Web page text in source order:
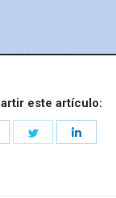
este artículo:
Share